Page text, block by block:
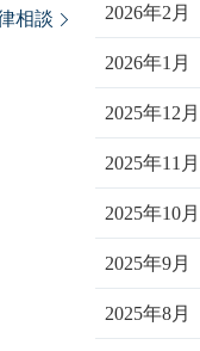
相談 2026年2月
2026年1月
2025年12月
2025年11月
2025年10月
2025年9月
2025年8月